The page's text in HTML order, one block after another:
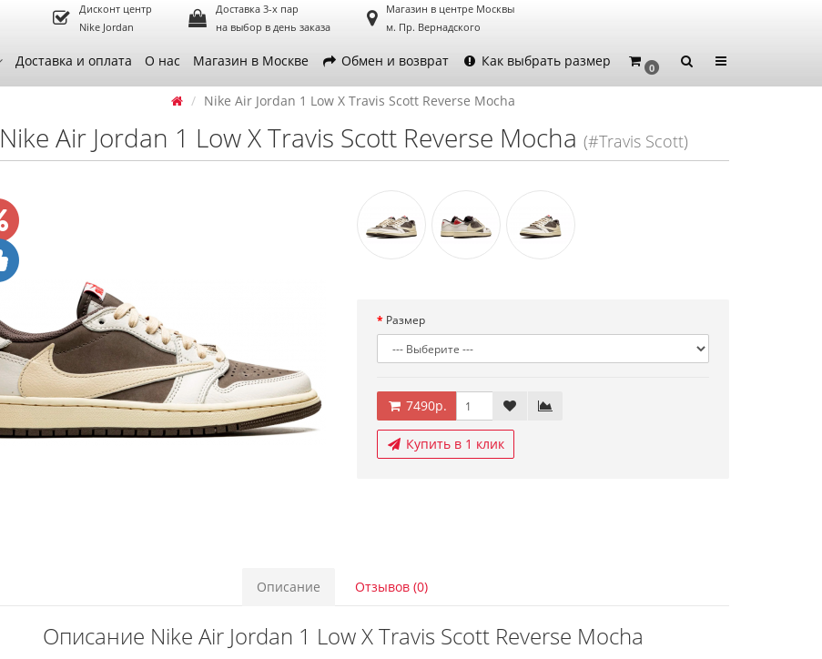
Дисконт центр
Nike Jordan
Доставка 3-х пар
на выбор в день заказа
Магазин в центре Москвы
м. Пр. Вернадского
Доставка и оплата О нас Магазин в Москве Обмен и возврат Как выбрать размер 0
Nike Air Jordan 1 Low X Travis Scott Reverse Mocha
Nike Air Jordan 1 Low X Travis Scott Reverse Mocha (#Travis Scott)
Размер
7490р.
Купить в 1 клик
Описание Отзывов (0)
Описание Nike Air Jordan 1 Low X Travis Scott Reverse Mocha